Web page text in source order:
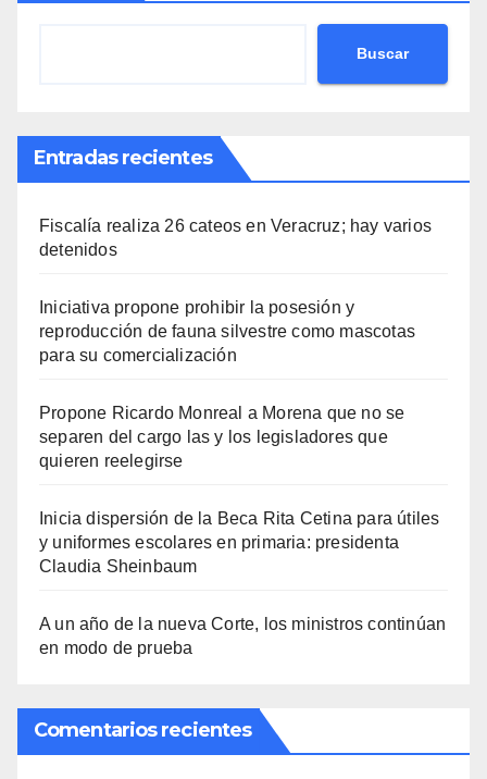
Buscar
Entradas recientes
Fiscalía realiza 26 cateos en Veracruz; hay varios
detenidos
Iniciativa propone prohibir la posesión y
reproducción de fauna silvestre como mascotas
para su comercialización
Propone Ricardo Monreal a Morena que no se
separen del cargo las y los legisladores que
quieren reelegirse
Inicia dispersión de la Beca Rita Cetina para útiles
y uniformes escolares en primaria: presidenta
Claudia Sheinbaum
A un año de la nueva Corte, los ministros continúan
en modo de prueba
Comentarios recientes